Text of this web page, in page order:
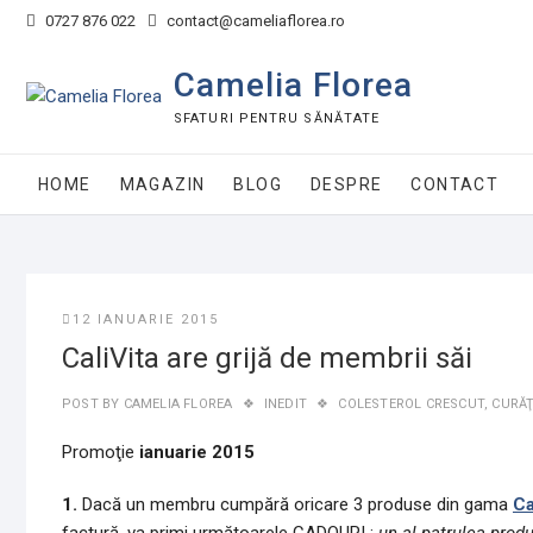
Skip
0727 876 022 contact@cameliaflorea.ro
Camelia Florea
SFATURI PENTRU SĂNĂTATE
HOME MAGAZIN BLOG DESPRE CONTACT
12 IANUARIE 2015
CaliVita are grijă de membrii săi
POST BY CAMELIA FLOREA INEDIT COLESTEROL CRESCUT,
Promoţie ianuarie 2015
1. Dacă un membru cumpără oricare 3 produse din gama